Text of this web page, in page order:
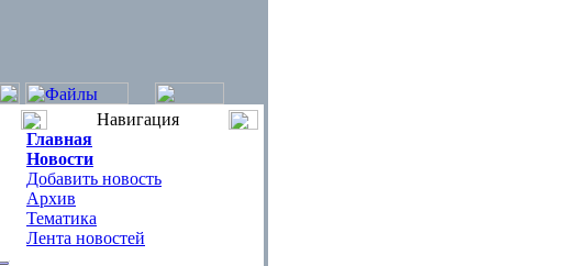
Навигация
Главная
Новости
Добавить новость
Архив
Тематика
Лента новостей